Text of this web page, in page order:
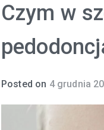
Czym w
Posted on 4 grudnia